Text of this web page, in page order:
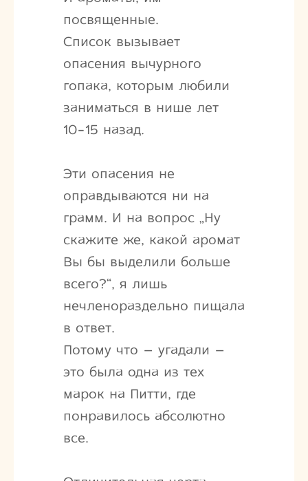
посвященные.
Список вызывает
опасения вычурного
гопака, которым любили
заниматься в нише лет
10-15 назад.
Эти опасения не
оправдываются ни на
грамм. И на вопрос „Ну
скажите же, какой аромат
Вы бы выделили больше
всего?“, я лишь
нечленораздельно пищала
в ответ.
Потому что – угадали –
это была одна из тех
марок на Питти, где
понравилось абсолютно
все.